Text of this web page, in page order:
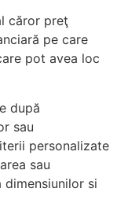
căror preţ
pe care
pot avea loc
după
sau
personalizate
sau
si